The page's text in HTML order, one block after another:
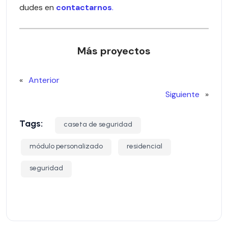
dudes en contactarnos.
Más proyectos
« Anterior
Siguiente
»
Tags: caseta de seguridad
módulo personalizado residencial
seguridad